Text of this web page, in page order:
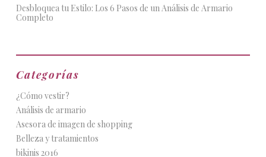
Desbloquea tu Estilo: Los 6 Pasos de un Análisis de Armario
Completo
Categorías
¿Cómo vestir?
Análisis de armario
Asesora de imagen de shopping
Belleza y tratamientos
bikinis 2016